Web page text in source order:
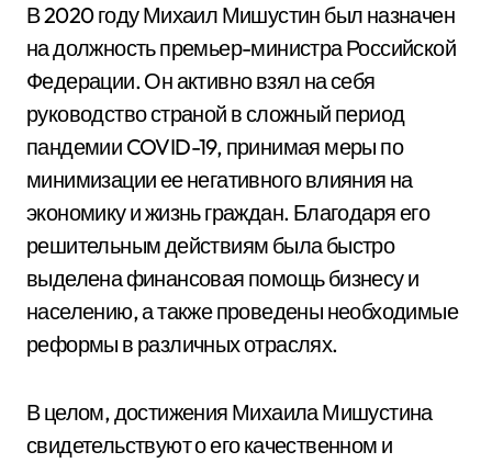
В 2020 году Михаил Мишустин был назначен
на должность премьер-министра Российской
Федерации. Он активно взял на себя
руководство страной в сложный период
пандемии COVID-19, принимая меры по
минимизации ее негативного влияния на
экономику и жизнь граждан. Благодаря его
решительным действиям была быстро
выделена финансовая помощь бизнесу и
населению, а также проведены необходимые
реформы в различных отраслях.
В целом, достижения Михаила Мишустина
свидетельствуют о его качественном и